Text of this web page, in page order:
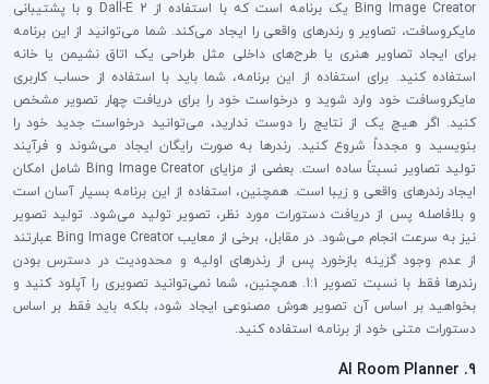
Bing Image Creator یک برنامه است که با استفاده از Dall-E 2 و با پشتیبانی
مایکروسافت، تصاویر و رندرهای واقعی را ایجاد می‌کند. شما می‌توانید از این برنامه
برای ایجاد تصاویر هنری یا طرح‌های داخلی مثل طراحی یک اتاق نشیمن یا خانه
استفاده کنید. برای استفاده از این برنامه، شما باید با استفاده از حساب کاربری
مایکروسافت خود وارد شوید و درخواست خود را برای دریافت چهار تصویر مشخص
کنید. اگر هیچ یک از نتایج را دوست ندارید، می‌توانید درخواست جدید خود را
بنویسید و مجدداً شروع کنید. رندرها به صورت رایگان ایجاد می‌شوند و فرآیند
تولید تصاویر نسبتاً ساده است. بعضی از مزایای Bing Image Creator شامل امکان
ایجاد رندرهای واقعی و زیبا است. همچنین، استفاده از این برنامه بسیار آسان است
و بلافاصله پس از دریافت دستورات مورد نظر، تصویر تولید می‌شود. تولید تصویر
نیز به سرعت انجام می‌شود. در مقابل، برخی از معایب Bing Image Creator عبارتند
از عدم وجود گزینه بازخورد پس از رندرهای اولیه و محدودیت در دسترس بودن
رندرها فقط با نسبت تصویر 1:1. همچنین، شما نمی‌توانید تصویری را آپلود کنید و
بخواهید بر اساس آن تصویر هوش مصنوعی ایجاد شود، بلکه باید فقط بر اساس
دستورات متنی خود از برنامه استفاده کنید.
9. AI Room Planner